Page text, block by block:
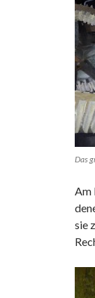
Das
Am
sie